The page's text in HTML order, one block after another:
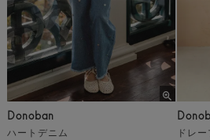
Donoban
ハートデニム ドレ